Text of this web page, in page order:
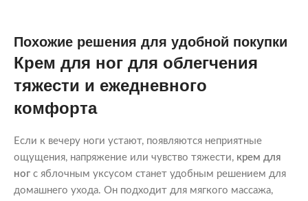
Похожие решения для удобной покупки
Крем для ног для облегчения
тяжести и ежедневного
комфорта
Если к вечеру ноги устают, появляются неприятные
ощущения, напряжение или чувство тяжести, крем для
ног с яблочным уксусом станет удобным решением для
домашнего ухода. Он подходит для мягкого массажа,